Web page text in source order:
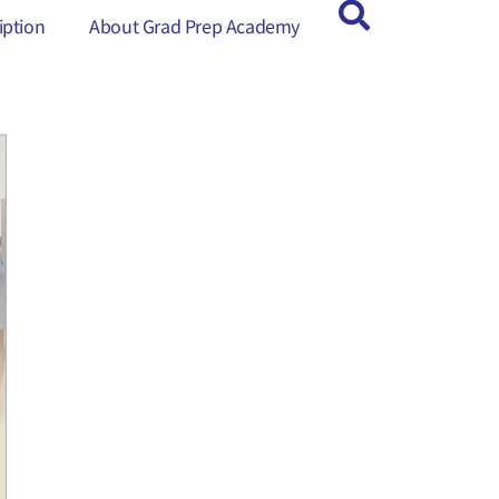
About Grad Prep Academy
About Grad Prep Academy